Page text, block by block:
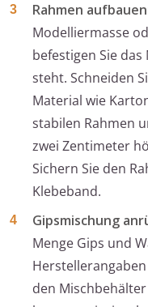
Rahmen
Modelliermasse
befestigen Sie
steht. Schneiden
Material wie
stabilen Rahmen
zwei Zentimeter
Sichern Sie den
Klebeband.
Gipsmischung
Menge Gips und
den